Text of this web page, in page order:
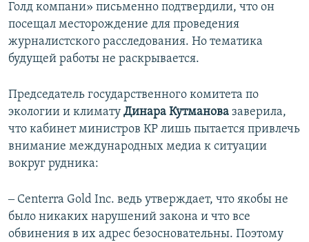
Голд компани» письменно подтвердили, что он
посещал месторождение для проведения
журналистского расследования. Но тематика
будущей работы не раскрывается.
Председатель государственного комитета по
экологии и климату Динара Кутманова заверила,
что кабинет министров КР лишь пытается привлечь
внимание международных медиа к ситуации
вокруг рудника:
‒ Centerra Gold Inc. ведь утверждает, что якобы не
было никаких нарушений закона и что все
обвинения в их адрес безосновательны. Поэтому